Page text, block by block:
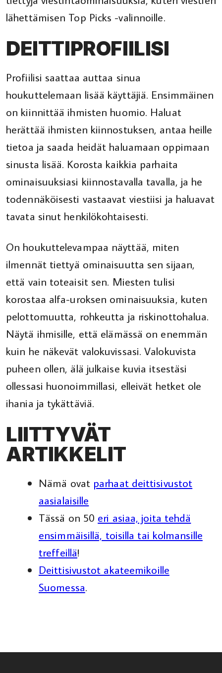
lähettämisen Top Picks -valinnoille.
DEITTIPROFIILISI
Profiilisi saattaa auttaa sinua
houkuttelemaan lisää käyttäjiä. Ensimmäinen
on kiinnittää ihmisten huomio. Haluat
herättää ihmisten kiinnostuksen, antaa heille
tietoa ja saada heidät haluamaan oppimaan
sinusta lisää. Korosta kaikkia parhaita
ominaisuuksiasi kiinnostavalla tavalla, ja he
todennäköisesti vastaavat viestiisi ja haluavat
tavata sinut henkilökohtaisesti.
On houkuttelevampaa näyttää, miten
ilmennät tiettyä ominaisuutta sen sijaan,
että vain toteaisit sen. Miesten tulisi
korostaa alfa-uroksen ominaisuuksia, kuten
pelottomuutta, rohkeutta ja riskinottohalua.
Näytä ihmisille, että elämässä on enemmän
kuin he näkevät valokuvissasi. Valokuvista
puheen ollen, älä julkaise kuvia itsestäsi
ollessasi huonoimmillasi, elleivät hetket ole
ihania ja tykättäviä.
LIITTYVÄT
ARTIKKELIT
Nämä ovat parhaat deittisivustot
aasialaisille
Tässä on 50 eri asiaa, joita tehdä
ensimmäisillä, toisilla tai kolmansille
treffeillä!
Deittisivustot akateemikoille
Suomessa.